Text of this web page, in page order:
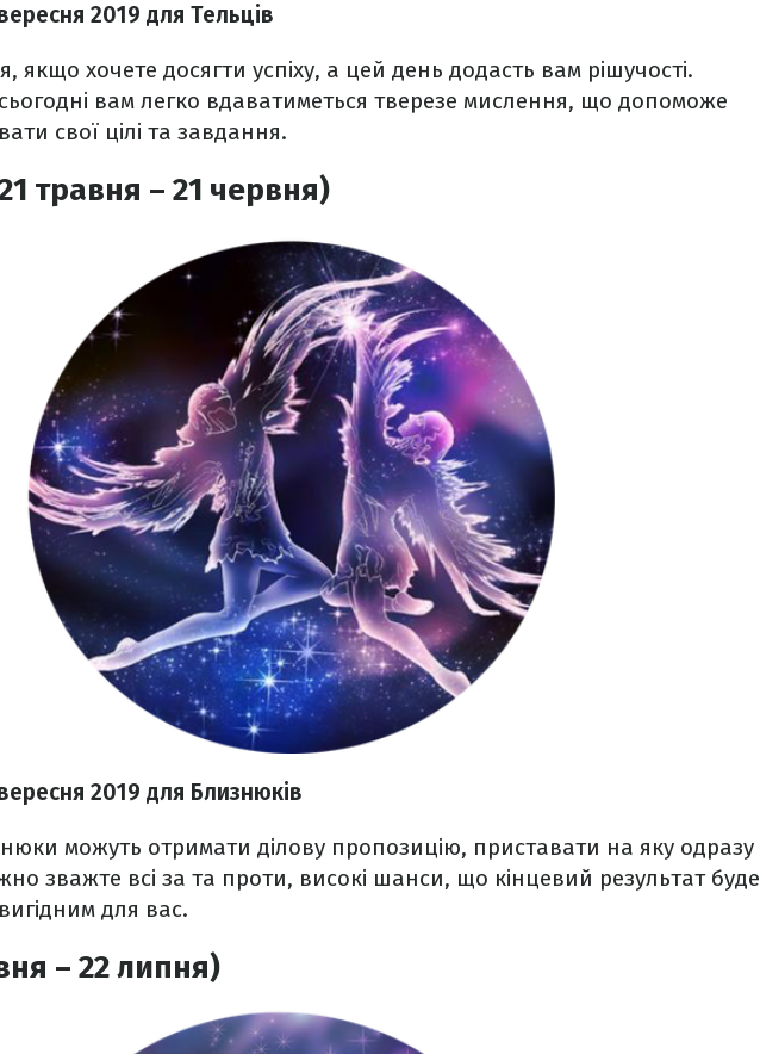
2019 для Тельців
якщо хочете досягти успіху, а цей день додасть вам рішучості.
вам легко вдаватиметься тверезе мислення, що допоможе
свої цілі та завдання.
травня – 21 червня)
2019 для Близнюків
можуть отримати ділову пропозицію, приставати на яку одразу
зважте всі за та проти, високі шанси, що кінцевий результат буде
для вас.
– 22 липня)